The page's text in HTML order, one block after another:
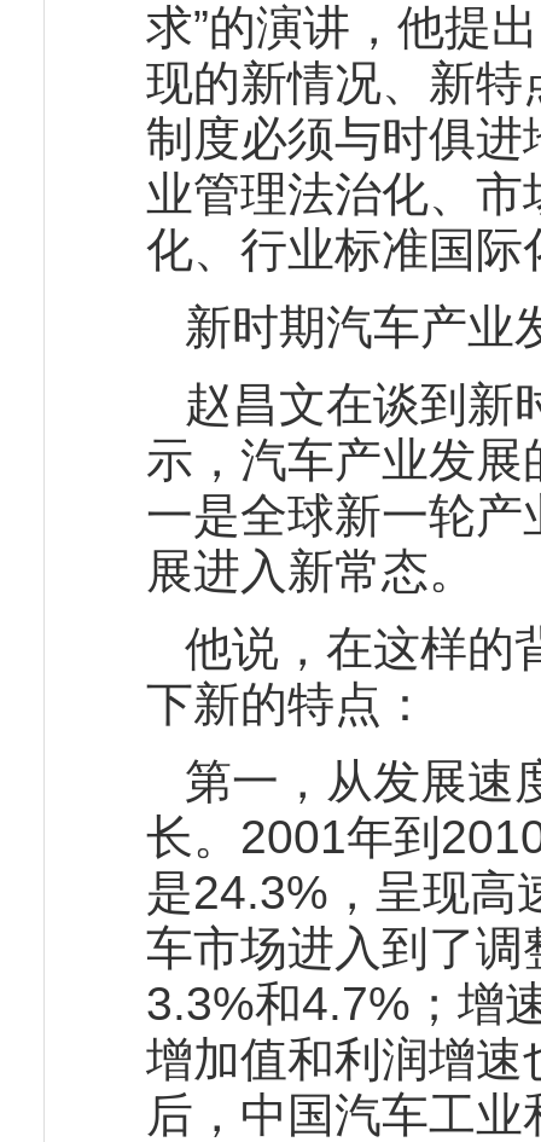
求”的演讲，他提
现的新情况、新
制度必须与时俱
业管理法治化、
化、行业标准国际
新时期汽车产业
赵昌文在谈到新
示，汽车产业发
一是全球新一轮
展进入新常态。
他说，在这样的
下新的特点：
第一，从发展速
长。2001年到
是24.3%，呈现高
车市场进入到了
3.3%和4.7%；增
增加值和利润增速
后，中国汽车工